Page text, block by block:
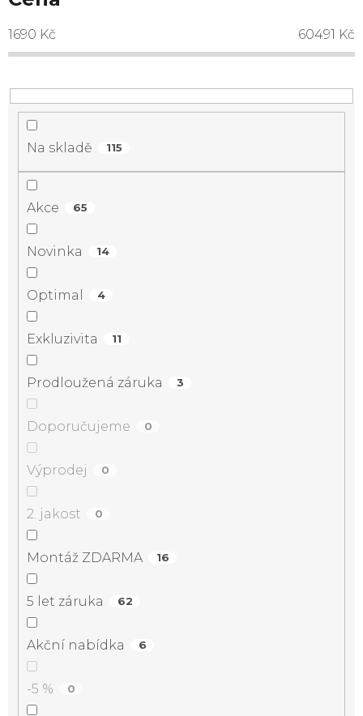
1690 Kč 60491 Kč
Na skladě 115
Akce 65
Novinka 14
Optimal 4
Exkluzivita 11
Prodloužená záruka 3
Doporučujeme 0
Výprodej 0
2. jakost 0
Montáž ZDARMA 16
5 let záruka 62
Akční nabídka 6
-5 % 0